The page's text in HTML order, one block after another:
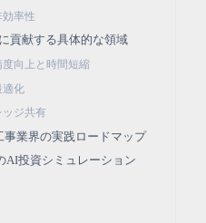
率性
貢献する具体的な領域
向上と時間短縮
適化
ジ共有
業界の実践ロードマップ
AI投資シミュレーション